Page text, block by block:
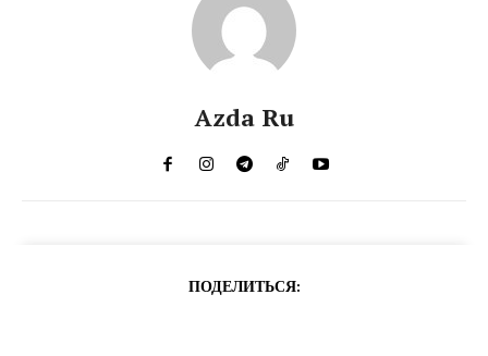
Azda Ru
ПОДЕЛИТЬСЯ: